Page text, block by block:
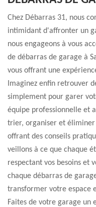
Chez Débarras 31, nous
intimidant d'affronter un
nous engageons à vous
de débarras de garage à
vous offrant une
Imaginez enfin retrouver
simplement pour garer
équipe professionnelle et
trier, organiser et éliminer
offrant des conseils
veillons à ce que chaque
respectant vos besoins et
chaque débarras de
transformer votre espace
Faites de votre garage un